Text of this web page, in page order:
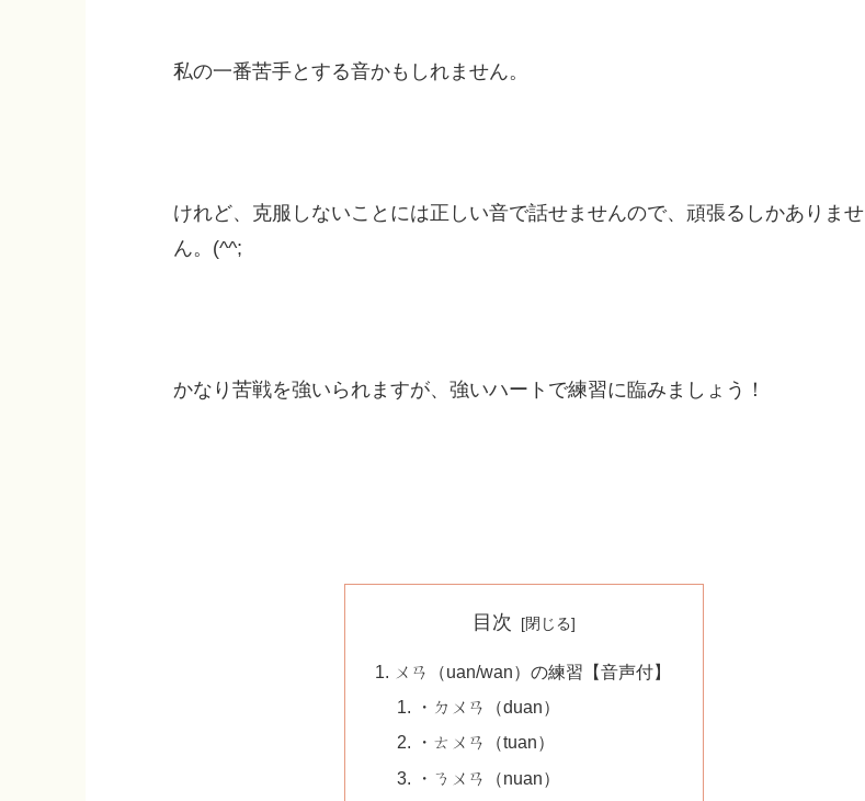
私の一番苦手とする音かもしれません。
けれど、克服しないことには正しい音で話せませんので、頑張るしかありませ
ん。(^^;
かなり苦戦を強いられますが、強いハートで練習に臨みましょう！
目次
ㄨㄢ（uan/wan）の練習【音声付】
・ㄉㄨㄢ（duan）
・ㄊㄨㄢ（tuan）
・ㄋㄨㄢ（nuan）